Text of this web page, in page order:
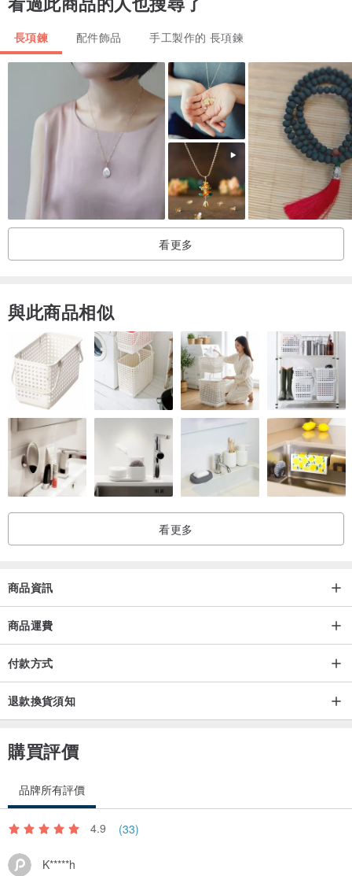
長項鍊 配件飾品 手工製作的 長項鍊
看更多
與此商品相似
看更多
商品資訊
商品運費
付款方式
退款換貨須知
購買評價
品牌所有評價
4.9 (33)
K*****h